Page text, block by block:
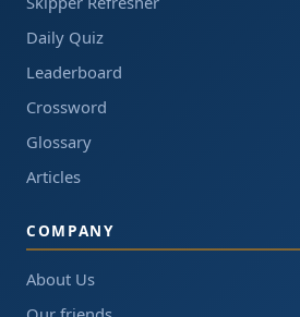
Daily Quiz
Leaderboard
Crossword
Glossary
Articles
COMPANY
About Us